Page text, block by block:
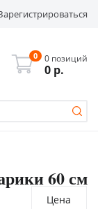
0 0 позиций
0 р.
60 см
Цена